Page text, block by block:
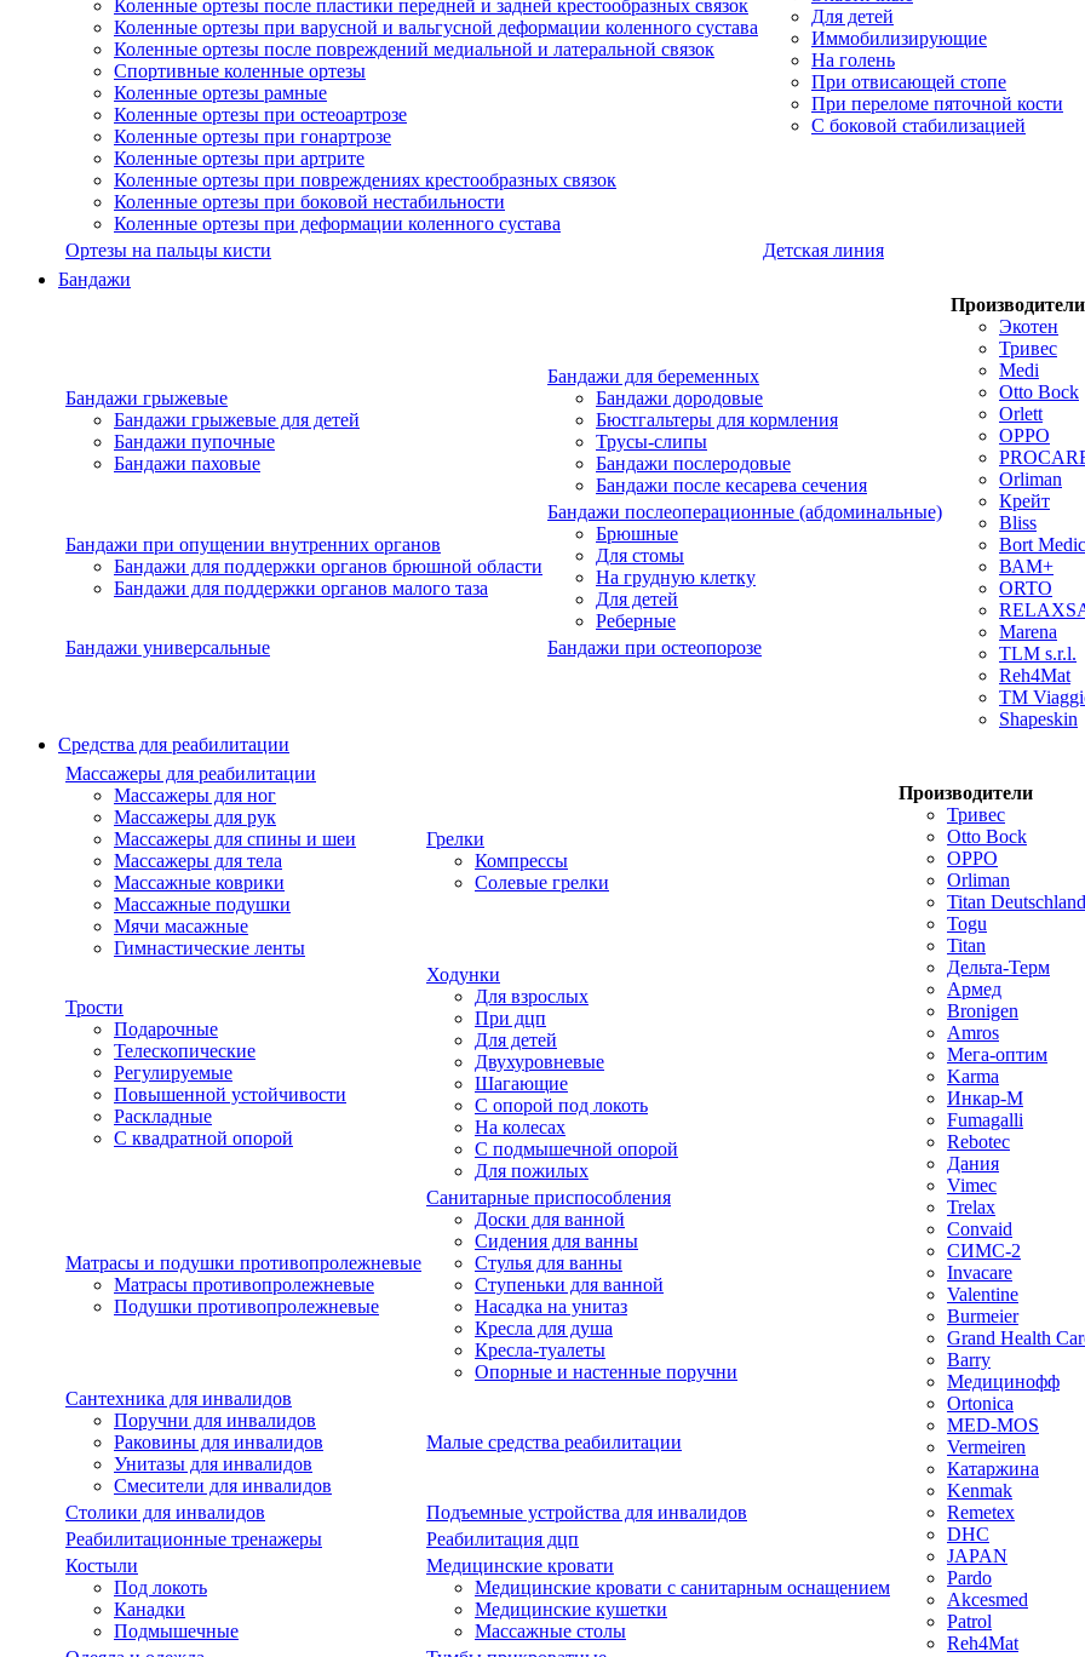
Коленные ортезы после пластики передней и задней крестообразных связок
Коленные ортезы при варусной и вальгусной деформации коленного сустава
Коленные ортезы после повреждений медиальной и латеральной связок
Спортивные коленные ортезы
Коленные ортезы рамные
Коленные ортезы при остеоартрозе
Коленные ортезы при гонартрозе
Коленные ортезы при артрите
Коленные ортезы при повреждениях крестообразных связок
Коленные ортезы при боковой нестабильности
Коленные ортезы при деформации коленного сустава
Для детей
Иммобилизирующие
На голень
При отвисающей стопе
При переломе пяточной кости
С боковой стабилизацией
Ортезы на пальцы кисти
Детская линия
Бандажи
Бандажи грыжевые
Бандажи грыжевые для детей
Бандажи пупочные
Бандажи паховые
Бандажи для беременных
Бандажи дородовые
Бюстгальтеры для кормления
Трусы-слипы
Бандажи послеродовые
Бандажи после кесарева сечения
Бандажи при опущении внутренних органов
Бандажи для поддержки органов брюшной области
Бандажи для поддержки органов малого таза
Бандажи послеоперационные (абдоминальные)
Брюшные
Для стомы
На грудную клетку
Для детей
Реберные
Бандажи универсальные
Бандажи при остеопорозе
Производители
Экотен
Тривес
Medi
Otto Bock
Orlett
OPPO
Orliman
Крейт
Bliss
Bort
ВАМ+
ORTO
Marena
TLM s.r.l.
Reh4Mat
TM
Shapeskin
Средства для реабилитации
Массажеры для реабилитации
Массажеры для ног
Массажеры для рук
Массажеры для спины и шеи
Массажеры для тела
Массажные коврики
Массажные подушки
Мячи масажные
Гимнастические ленты
Грелки
Компрессы
Солевые грелки
Трости
Подарочные
Телескопические
Регулируемые
Повышенной устойчивости
Раскладные
С квадратной опорой
Ходунки
Для взрослых
При дцп
Для детей
Двухуровневые
Шагающие
С опорой под локоть
На колесах
С подмышечной опорой
Для пожилых
Матрасы и подушки противопролежневые
Матрасы противопролежневые
Подушки противопролежневые
Санитарные приспособления
Доски для ванной
Сидения для ванны
Стулья для ванны
Ступеньки для ванной
Насадка на унитаз
Кресла для душа
Кресла-туалеты
Опорные и настенные поручни
Сантехника для инвалидов
Поручни для инвалидов
Раковины для инвалидов
Унитазы для инвалидов
Смесители для инвалидов
Малые средства реабилитации
Столики для инвалидов
Подъемные устройства для инвалидов
Реабилитационные тренажеры
Реабилитация дцп
Костыли
Под локоть
Канадки
Подмышечные
Медицинские кровати
Медицинские кровати с санитарным оснащением
Медицинские кушетки
Массажные столы
Производители
Тривес
Otto Bock
OPPO
Orliman
Titan
Togu
Titan
Дельта-Терм
Армед
Bronigen
Amros
Мега-оптим
Karma
Инкар-М
Fumagalli
Rebotec
Дания
Vimec
Trelax
Convaid
СИМС-2
Invacare
Valentine
Burmeier
Grand Health
Barry
Медицинофф
Ortonica
MED-MOS
Vermeiren
Катаржина
Kenmak
Remetex
DHC
JAPAN
Pardo
Akcesmed
Patrol
Reh4Mat